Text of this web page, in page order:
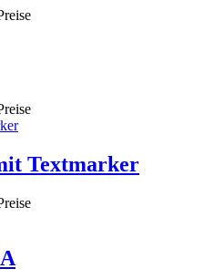
Textmarker